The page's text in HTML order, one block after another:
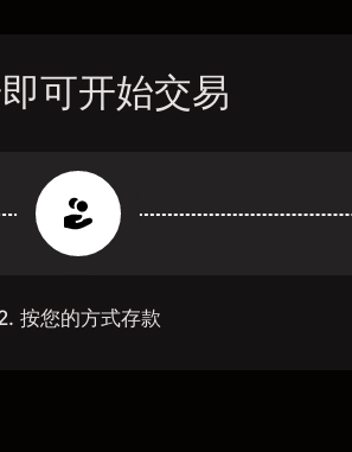
可开始交易
按您的方式存款